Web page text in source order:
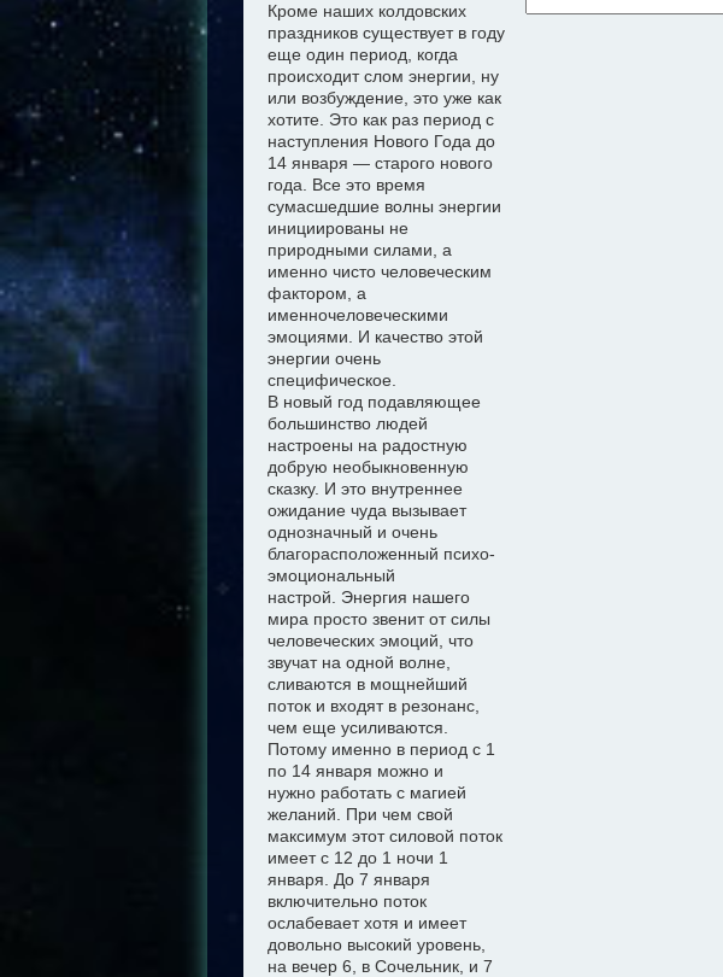
Кроме наших колдовских
праздников существует в году
еще один период, когда
происходит слом энергии, ну
или возбуждение, это уже как
хотите. Это как раз период с
наступления Нового Года до
14 января — старого нового
года. Все это время
сумасшедшие волны энергии
инициированы не
природными силами, а
именно чисто человеческим
фактором, а
именночеловеческими
эмоциями. И качество этой
энергии очень
специфическое.
В новый год подавляющее
большинство людей
настроены на радостную
добрую необыкновенную
сказку. И это внутреннее
ожидание чуда вызывает
однозначный и очень
благорасположенный психо-
эмоциональный
настрой
Энергия нашего
мира просто звенит от силы
человеческих эмоций, что
звучат на одной волне,
сливаются в мощнейший
поток и входят в резонанс,
чем еще усиливаются.
Потому именно в период с 1
по 14 января можно и
нужно работать с магией
желаний . При чем свой
максимум этот силовой поток
имеет с 12 до 1 ночи 1
января. До 7 января
включительно поток
ослабевает хотя и имеет
довольно высокий уровень,
на вечер 6, в Сочельник, и 7